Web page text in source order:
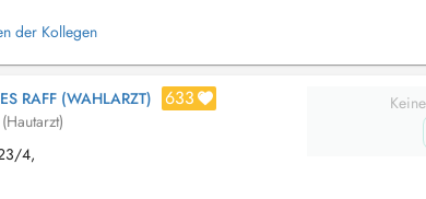
der Kollegen
RAFF (WAHLARZT) 633
4,